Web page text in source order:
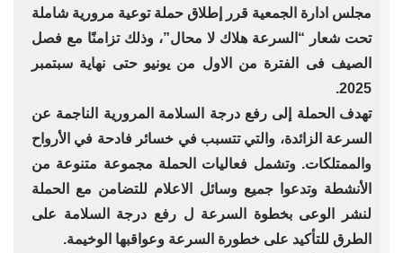
مجلس ادارة الجمعية قرر إطلاق حملة توعية مرورية شاملة
تحت شعار “السرعة هلاك لا محال”، وذلك تزامنًا مع فصل
الصيف فى الفترة من الاول من يونيو حتى نهاية سبتمبر
2025.
تهدف الحملة إلى رفع درجة السلامة المرورية الناجمة عن
السرعة الزائدة، والتي تتسبب في خسائر فادحة في الأرواح
والممتلكات. وتشمل فعاليات الحملة مجموعة متنوعة من
الأنشطة وتدعوا جميع وسائل الاعلام للتضامن مع الحملة
لنشر الوعى بخطوة السرعة ل رفع درجة السلامة على
الطرق للتأكيد على خطورة السرعة وعواقبها الوخيمة.